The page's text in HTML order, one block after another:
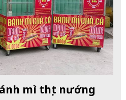
mì thịt nướng